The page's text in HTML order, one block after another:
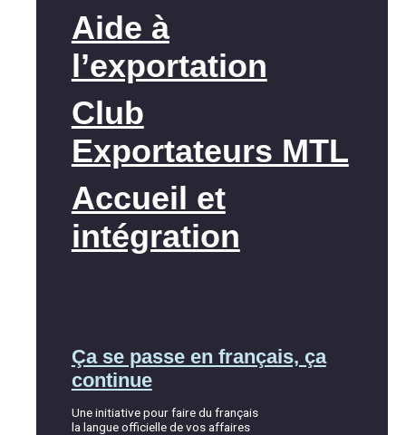
Aide à
l’exportation
Club
Exportateurs MTL
Accueil et
intégration
Ça se passe en français, ça
continue
Une initiative pour faire du français
la langue officielle de vos affaires